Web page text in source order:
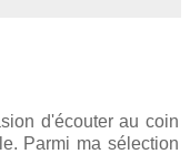
d'écouter au coin
Parmi ma sélection